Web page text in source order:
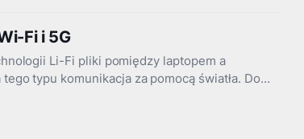
Fi i 5G
Li-Fi pliki pomiędzy laptopem a
typu komunikacja za pomocą światła. Do…